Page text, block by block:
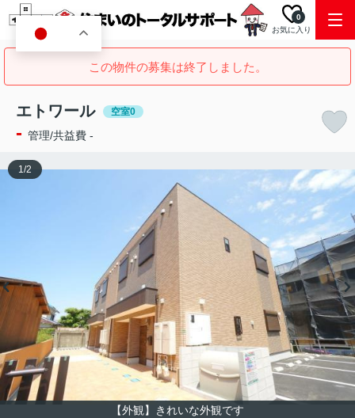
お気に入り
0
この物件の募集は終了しました。
エトワール 空室0
- 管理/共益費 -
【外観】きれいな外観です
1/2